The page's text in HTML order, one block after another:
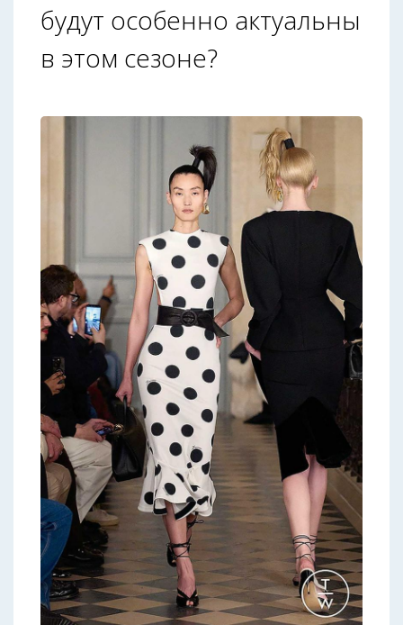
будут особенно актуальны
в этом сезоне?